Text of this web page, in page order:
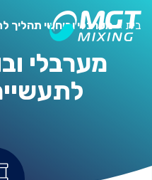
בית »מערבלי ובוחשי תהליך
מערבלי